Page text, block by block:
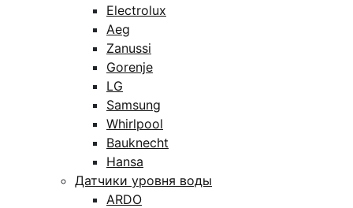
Electrolux
Aeg
Zanussi
Gorenje
LG
Samsung
Whirlpool
Bauknecht
Hansa
Датчики уровня воды
ARDO